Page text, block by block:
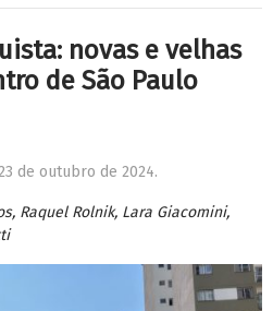
novas e velhas
de São Paulo
de outubro de 2024.
Raquel Rolnik, Lara Giacomini,